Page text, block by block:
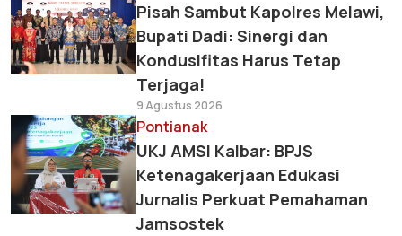
Pisah Sambut Kapolres Melawi,
Bupati Dadi: Sinergi dan
Kondusifitas Harus Tetap
Terjaga!
9 Agustus 2026
Pontianak
UKJ AMSI Kalbar: BPJS
Ketenagakerjaan Edukasi
Jurnalis Perkuat Pemahaman
Jamsostek